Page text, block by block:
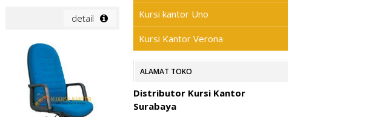
detail Kursi kantor Uno
Kursi Kantor Verona
ALAMAT TOKO
Distributor Kursi Kantor
Surabaya